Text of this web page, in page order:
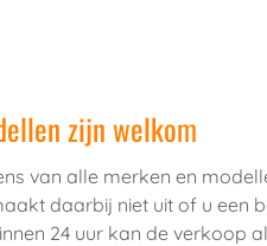
zijn welkom
van alle merken en
daarbij niet uit of u
24 uur kan de verkoop